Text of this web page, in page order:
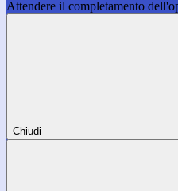
Attendere il completamento
Chiudi